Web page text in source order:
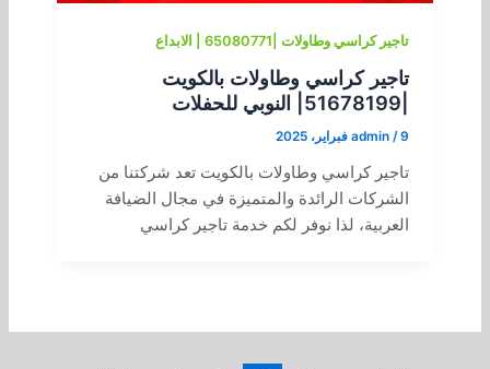
تاجير كراسي وطاولات |65080771 | الابداع
تاجير كراسي وطاولات بالكويت
admin /9 فبراير، 2025
تاجير كراسي وطاولات بالكويت تعد شركتنا من
الشركات الرائدة والمتميزة في مجال الضيافة
العربية، لذا نوفر لكم خدمة تاجير كراسي